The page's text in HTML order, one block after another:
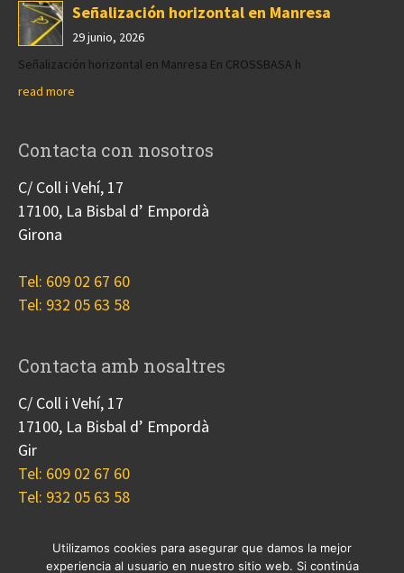
Señalización horizontal en Manresa
29 junio, 2026
Señalización horizontal en Manresa En CROSSBASA h
read more
Contacta con nosotros
C/ Coll i Vehí, 17
17100, La Bisbal d’ Empordà
Girona
Tel: 609 02 67 60
Tel: 932 05 63 58
Contacta amb nosaltres
C/ Coll i Vehí, 17
17100, La Bisbal d’ Empordà
Gir
Tel: 609 02 67 60
Tel: 932 05 63 58
Utilizamos cookies para asegurar que damos la mejor
experiencia al usuario en nuestro sitio web. Si continúa